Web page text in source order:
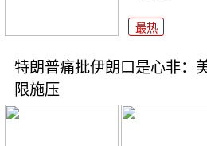
最热
特朗普痛批伊朗口是心非：
限施压